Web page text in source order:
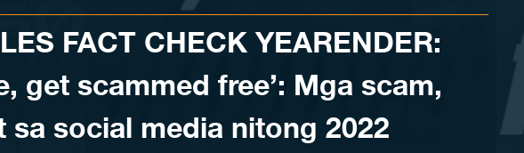
FACT CHECK YEARENDER:
get scammed free’: Mga scam,
sa social media nitong 2022